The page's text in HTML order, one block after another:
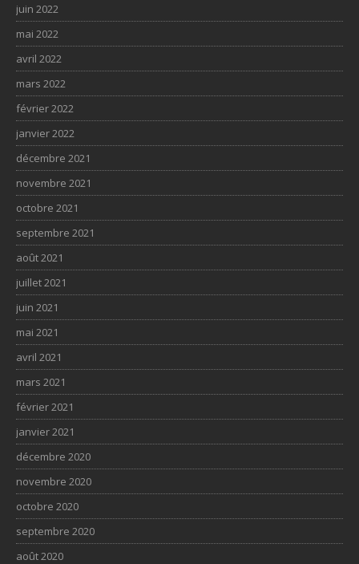
juin 2022
mai 2022
avril 2022
mars 2022
février 2022
janvier 2022
décembre 2021
novembre 2021
octobre 2021
septembre 2021
août 2021
juillet 2021
juin 2021
mai 2021
avril 2021
mars 2021
février 2021
janvier 2021
décembre 2020
novembre 2020
octobre 2020
septembre 2020
août 2020